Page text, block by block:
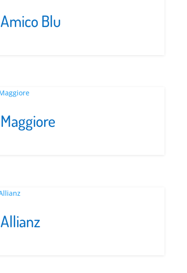
Amico Blu
Maggiore
Allianz